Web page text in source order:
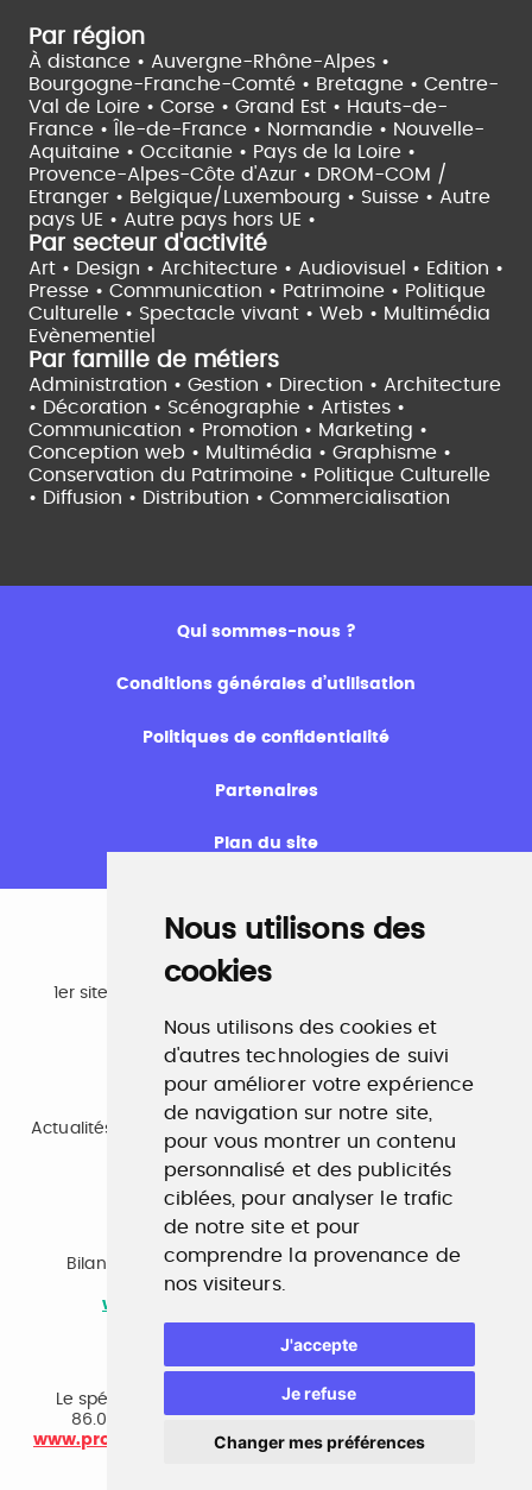
Nous utilisons des
cookies
Nous utilisons des cookies et
d'autres technologies de suivi
pour améliorer votre expérience
de navigation sur notre site,
pour vous montrer un contenu
personnalisé et des publicités
ciblées, pour analyser le trafic
de notre site et pour
comprendre la provenance de
nos visiteurs.
J'accepte
Je refuse
Changer mes préférences
Par région
À distance • Auvergne-Rhône-Alpes •
Bourgogne-Franche-Comté • Bretagne • Centre-
Val de Loire • Corse • Grand Est • Hauts-de-
France •
Île-de-France • Normandie • Nouvelle-
Aquitaine • Occitanie • Pays de la Loire •
Provence-Alpes-Côte d'Azur • DROM-COM /
Etranger • Belgique/Luxembourg • Suisse • Autre
pays UE • Autre pays hors UE •
Par secteur d'activité
Art • Design • Architecture • Audiovisuel • Edition •
Presse • Communication • Patrimoine • Politique
Culturelle • Spectacle vivant • Web • Multimédia
Evènementiel
Par famille de métiers
Administration • Gestion • Direction • Architecture
• Décoration • Scénographie • Artistes •
Communication • Promotion • Marketing •
Conception web • Multimédia • Graphisme •
Conservation du Patrimoine • Politique Culturelle
• Diffusion • Distribution • Commercialisation
Qui sommes-nous ?
Conditions générales d’utilisation
Politiques de confidentialité
Partenaires
Plan du site
Emploi
1er site emploi du secteur culturel 784.000 visites et
www.profilculture.com
Formation
Actualités, guide et annuaire des formations aux métiers
de la culture.
www.profilculture-formation.com
Accompagnement professionnel
Bilan de compétences, coaching, techniques de
recherche d'emploi, entretien conseil.
www.profilculture-competences.com
Le spécialiste du secteur culturel, une cvthèque de
86.000 CV et réseau unique de professionnels.
www.profilculture-conseil.com/cabinet-recrutement